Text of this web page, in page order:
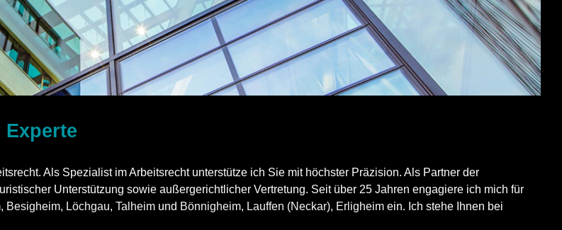
Als Spezialist im Arbeitsrecht unterstütze ich Sie mit höchster Präzision. Als Partner der
Unterstützung sowie außergerichtlicher Vertretung. Seit über 25 Jahren engagiere ich mich für
, Besigheim, Löchgau, Talheim und Bönnigheim, Lauffen (Neckar), Erligheim ein. Ich stehe Ihnen bei